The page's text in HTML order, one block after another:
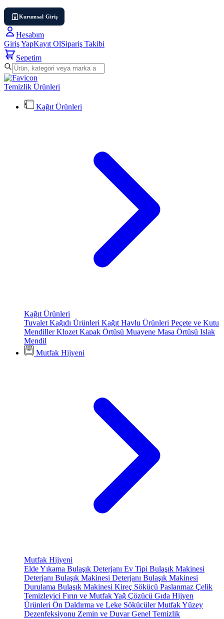
Kurumsal Giriş
Hesabım
Giriş YapKayıt OlSipariş Takibi
Sepetim
Temizlik Ürünleri
Kağıt Ürünleri
Kağıt Ürünleri
Tuvalet Kağıdı Ürünleri Kağıt Havlu Ürünleri Peçete ve Kutu
MendillerKlozet Kapak Örtüsü Muayene Masa Örtüsü Islak
Mendil
Mutfak Hijyeni
Mutfak Hijyeni
Elde Yıkama Bulaşık Deterjanı Ev Tipi Bulaşık Makinesi
Deterjanı Bulaşık Makinesi Deterjanı Bulaşık Makinesi
Durulama Bulaşık Makinesi Kireç Sökücü Paslanmaz Çelik
Temizleyici Fırın ve Mutfak Yağ Çözücü Gıda Hijyen
Ürünleri Ön Daldırma ve Leke SökücülerMutfak Yüzey
Dezenfeksiyonu Zemin ve Duvar Genel Temizlik